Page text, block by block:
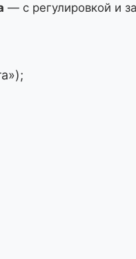
— с регулировкой и